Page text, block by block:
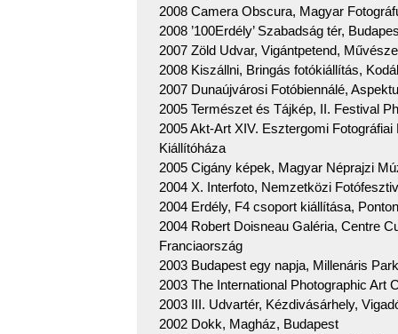
2008 Camera Obscura, Magyar
2008 ’100Erdély’ Szabadság tér,
2007 Zöld Udvar, Vigántpetend,
2008 Kiszállni, Bringás fotókiállítás,
2007 Dunaújvárosi Fotóbiennálé,
2005 Természet és Tájkép, II. Festival
2005 Akt-Art XIV. Esztergomi
Kiállítóháza
2005 Cigány képek, Magyar Néprajzi
2004 X. Interfoto, Nemzetközi
2004 Erdély, F4 csoport kiállítása,
2004 Robert Doisneau Galéria, Centre
Franciaország
2003 Budapest egy napja, Millenáris
2003 The International Photographic Art
2003 III. Udvartér, Kézdivásárhely,
2002 Dokk, Magház, Budapest